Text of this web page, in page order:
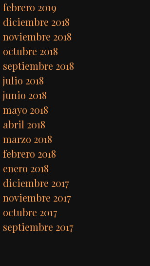
febrero 2019
diciembre 2018
noviembre 2018
octubre 2018
septiembre 2018
julio 2018
junio 2018
mayo 2018
abril 2018
marzo 2018
febrero 2018
enero 2018
diciembre 2017
noviembre 2017
octubre 2017
septiembre 2017